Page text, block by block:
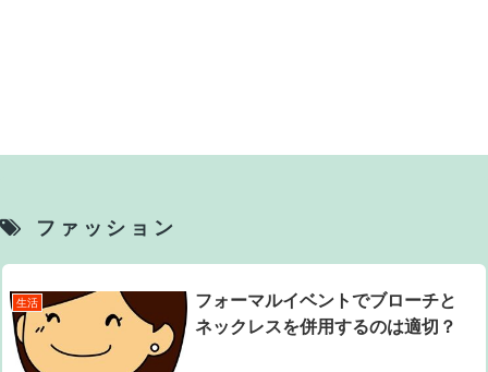
ファッション
生活
フォーマルイベントでブローチと
ネックレスを併用するのは適切？